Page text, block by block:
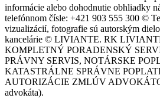
informácie alebo dohodnutie obhliadky
telefónnom čísle: +421 903 555 300 ©
vizualizácií, fotografie sú autorským
kancelárie © LIVIANTE. RK
KOMPLETNÝ PORADENSKÝ
PRÁVNY SERVIS, NOTÁRSKE
KATASTRÁLNE SPRÁVNE
AUTORIZÁCIE ZMLÚV
advokáta).